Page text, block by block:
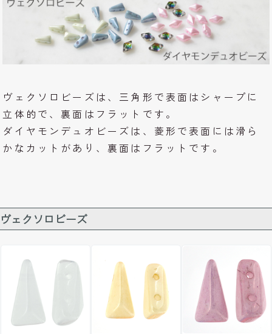
ヴェクソロビーズは、三角形で表面はシャープに
立体的で、裏面はフラットです。
ダイヤモンデュオビーズは、菱形で表面には滑ら
かなカットがあり、裏面はフラットです。
ヴェクソロビーズ